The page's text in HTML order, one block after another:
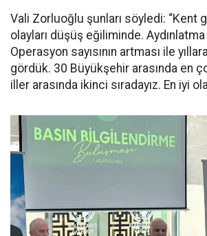
Vali Zorluoğlu şunları söyledi: “Kent
olayları düşüş eğiliminde.
Operasyon sayısının artması ile
gördük. 30 Büyükşehir arasında en
iller arasında ikinci sıradayız. En iyi